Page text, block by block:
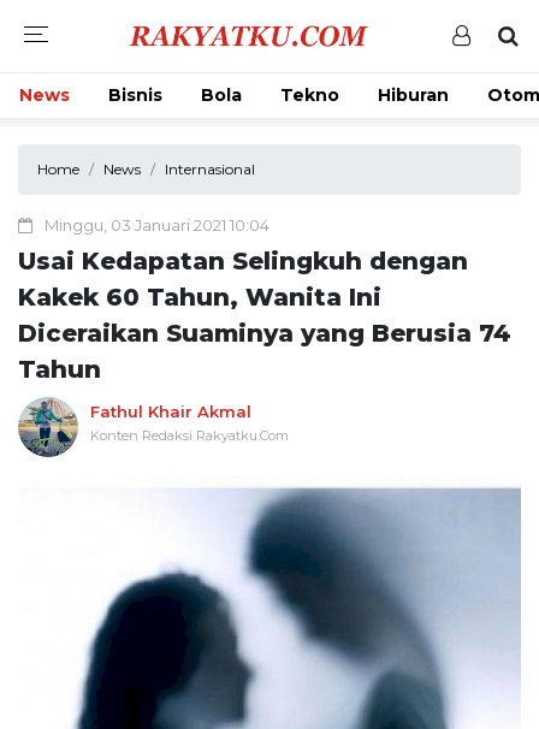
News Bisnis Bola Tekno Hiburan
Home News Internasional
Minggu, 03 Januari 2021 10:04
Usai Kedapatan Selingkuh dengan
Kakek 60 Tahun, Wanita Ini
Diceraikan Suaminya yang Berusia 74
Tahun
Fathul Khair Akmal
Konten Redaksi Rakyatku.Com